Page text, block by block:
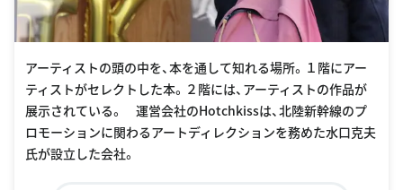
アーティストの頭の中を、本を通して知れる場所。１階にアー
ティストがセレクトした本。２階には、アーティストの作品が
展示されている。 運営会社のHotchkissは、北陸新幹線のプ
ロモーションに関わるアートディレクションを務めた水口克夫
氏が設立した会社。